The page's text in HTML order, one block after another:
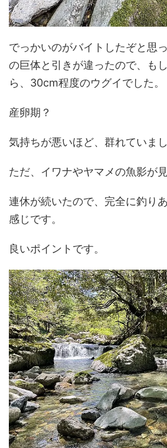
でっかいのがバイトしたぞと思
の巨体と引きが違ったので、も
ら、30cm程度のウグイでした。
産卵期？
気持ちが悪いほど、群れていまし
ただ、イワナやヤマメの魚影が見
連休が続いたので、完全に釣り
感じです。
良いポイントです。